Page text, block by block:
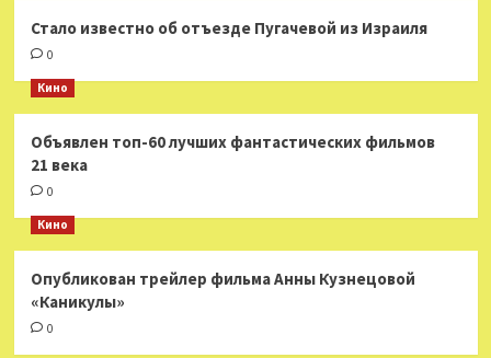
Стало известно об отъезде Пугачевой из Израиля
0
Кино
Объявлен топ-60 лучших фантастических фильмов
21 века
0
Кино
Опубликован трейлер фильма Анны Кузнецовой
«Каникулы»
0